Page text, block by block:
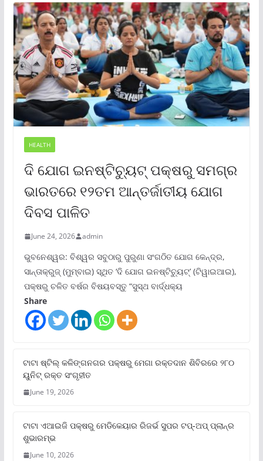
HEALTH
ଦି ଯୋଗ ଇନଷ୍ଟିଚ୍ୟୁଟ୍ ପକ୍ଷରୁ ସମଗ୍ର
ଭାରତରେ ୧୨ତମ ଆନ୍ତର୍ଜାତୀୟ ଯୋଗ
ଦିବସ ପାଳିତ
June 24, 2026 admin
ଭୁବନେଶ୍ୱର: ବିଶ୍ୱର ସବୁଠାରୁ ପୁରୁଣା ସଂଗଠିତ ଯୋଗ କେନ୍ଦ୍ର,
ସାନ୍ତାକ୍ରୁଜ୍ (ମୁମ୍ବାଇ) ସ୍ଥିତ ‘ଦି ଯୋଗ ଇନଷ୍ଟିଚ୍ୟୁଟ୍‌’ (ଟିୱାଇଆଇ),
ପକ୍ଷରୁ ଚଳିତ ବର୍ଷର ବିଷୟବସ୍ତୁ “ସୁସ୍ଥ ବାର୍ଦ୍ଧକ୍ୟ
Share
ଟାଟା ଷ୍ଟିଲ୍‌ କଳିଙ୍ଗନଗର ପକ୍ଷରୁ ମେଗା ରକ୍ତଦାନ ଶିବିରରେ ୨୮୦
ୟୁନିଟ୍‌ ରକ୍ତ ସଂଗୃହୀତ
June 19, 2026
ଟାଟା ଏଆଇଜି ପକ୍ଷରୁ ମେଡିକେୟାର ରିଜର୍ଭ ସୁପର ଟପ୍‌-ଅପ୍ ପ୍ଲାନ୍‌ର
ଶୁଭାରମ୍ଭ
June 10, 2026